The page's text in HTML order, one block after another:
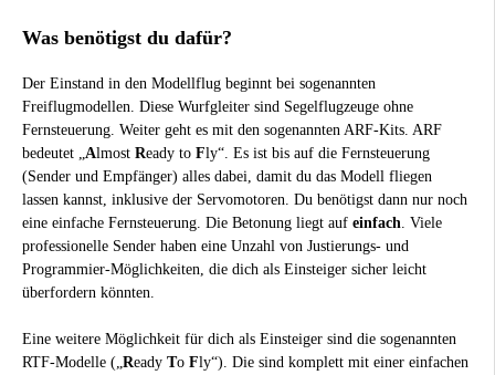
Was benötigst du dafür?
Der Einstand in den Modellflug beginnt bei sogenannten
Freiflugmodellen. Diese Wurfgleiter sind Segelflugzeuge ohne
Fernsteuerung. Weiter geht es mit den sogenannten ARF-Kits. ARF
bedeutet „ Almost Ready to Fly“. Es ist bis auf die Fernsteuerung
(Sender und Empfänger) alles dabei, damit du das Modell fliegen
lassen kannst, inklusive der Servomotoren. Du benötigst dann nur noch
eine einfache Fernsteuerung. Die Betonung liegt auf einfach . Viele
professionelle Sender haben eine Unzahl von Justierungs- und
Programmier-Möglichkeiten, die dich als Einsteiger sicher leicht
überfordern könnten.
Eine weitere Möglichkeit für dich als Einsteiger sind die sogenannten
RTF-Modelle („ Ready To Fly“). Die sind komplett mit einer einfachen